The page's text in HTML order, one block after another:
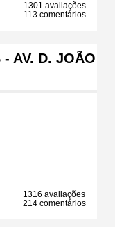
1301 avaliações
113 comentários
AV. D. JOÃO
1316 avaliações
214 comentários